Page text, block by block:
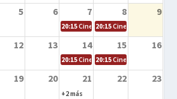
5 6 7 8 9
20:15Cine en la calle – El niño y la
20:15Cine en la calle –
12 13 14 15 16
20:15Cine en la calle – Tortugas
20:15Cine en la calle –
19 20 21 22 23
+2 más